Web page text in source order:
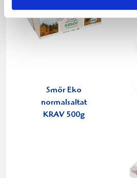
Smör Eko
normalsaltat
KRAV 500g